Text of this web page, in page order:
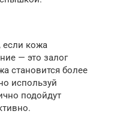
если кожа
— это залог
становится более
используй
подойдут